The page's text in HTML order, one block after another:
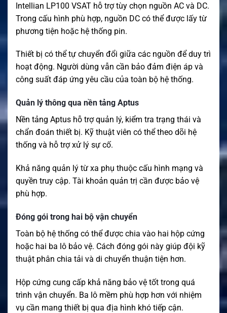
Intellian LP100 VSAT hỗ trợ tùy chọn nguồn AC và DC.
Trong cấu hình phù hợp, nguồn DC có thể được lấy từ
phương tiện hoặc hệ thống pin.
Thiết bị có thể tự chuyển đổi giữa các nguồn để duy trì
hoạt động. Người dùng vẫn cần bảo đảm điện áp và
công suất đáp ứng yêu cầu của toàn bộ hệ thống.
Quản lý thông qua nền tảng Aptus
Nền tảng Aptus hỗ trợ quản lý, kiểm tra trạng thái và
chẩn đoán thiết bị. Kỹ thuật viên có thể theo dõi hệ
thống và hỗ trợ xử lý sự cố.
Khả năng quản lý từ xa phụ thuộc cấu hình mạng và
quyền truy cập. Tài khoản quản trị cần được bảo vệ
phù hợp.
Đóng gói trong hai bộ vận chuyển
Toàn bộ hệ thống có thể được chia vào hai hộp cứng
hoặc hai ba lô bảo vệ. Cách đóng gói này giúp đội kỹ
thuật phân chia tải và di chuyển thuận tiện hơn.
Hộp cứng cung cấp khả năng bảo vệ tốt trong quá
trình vận chuyển. Ba lô mềm phù hợp hơn với nhiệm
vụ cần mang thiết bị qua địa hình khó tiếp cận.